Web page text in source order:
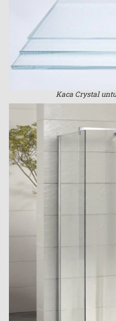
Kaca Crystal